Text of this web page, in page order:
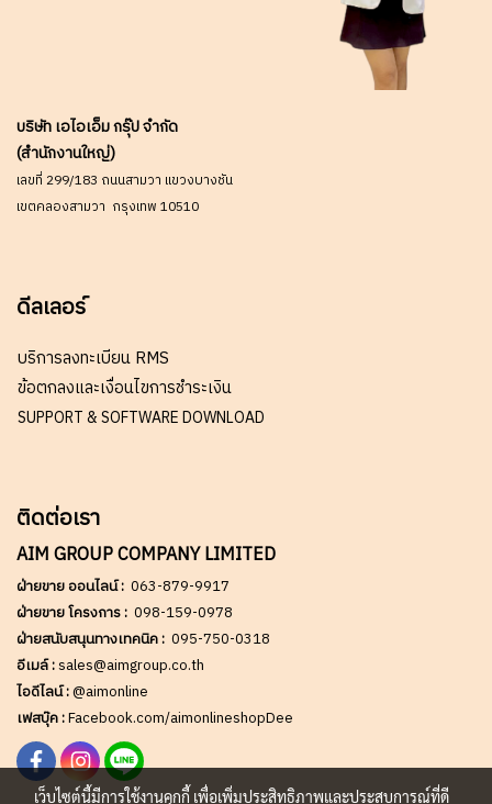
บริษัท เอไอเอ็ม กรุ๊ป จำกัด
(สำนักงานใหญ่)
เลขที่ 299/183 ถนนสามวา แขวงบางชัน
เขตคลองสามวา กรุงเทพ 10510
ดีลเลอร์
บริการลงทะเบียน RMS
ข้อตกลงและเงื่อนไขการชำระเงิน
SUPPORT & SOFTWARE DOWNLOAD
ติดต่อเรา
AIM GROUP COMPANY LIMITED
ฝ่ายขาย ออนไลน์ : 063-879-9917
ฝ่ายขาย โครงการ : 098-159-0978
ฝ่ายสนับสนุนทางเทคนิค : 095-750-0318
อีเมล์ :sales@aimgroup.co.th
ไอดีไลน์ :@aimonline
เฟสบุ๊ค :Facebook.com/aimonlineshopDee
เว็บไซต์นี้มีการใช้งานคุกกี้ เพื่อเพิ่มประสิทธิภาพและประสบการณ์ที่ดี